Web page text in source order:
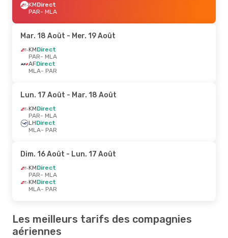
KMDirect
PAR- MLA
Mar. 18 Août - Mer. 19 Août
KMDirect
PAR- MLA
AFDirect
MLA- PAR
Lun. 17 Août - Mar. 18 Août
KMDirect
PAR- MLA
LHDirect
MLA- PAR
Dim. 16 Août - Lun. 17 Août
KMDirect
PAR- MLA
KMDirect
MLA- PAR
Les meilleurs tarifs des compagnies
aériennes